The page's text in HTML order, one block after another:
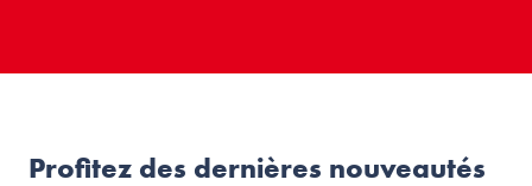
Profitez des dernières nouveautés